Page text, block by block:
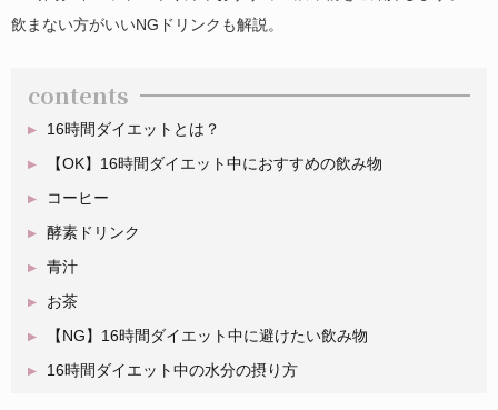
飲まない方がいいNGドリンクも解説。
contents
16時間ダイエットとは？
【OK】16時間ダイエット中におすすめの飲み物
コーヒー
酵素ドリンク
青汁
お茶
【NG】16時間ダイエット中に避けたい飲み物
16時間ダイエット中の水分の摂り方